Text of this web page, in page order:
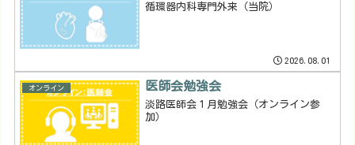
循環器内科専門外来（当院）
2026.08.01
オンライン 医師会勉強会
淡路医師会１月勉強会（オンライン参
加）